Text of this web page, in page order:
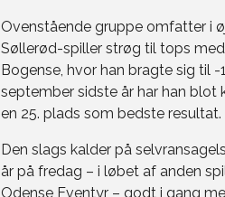
Ovenstående gruppe omfatter i
Søllerød-spiller strøg til tops
Bogense, hvor han bragte sig til
september sidste år har han blot
en 25. plads som bedste resultat.
Den slags kalder på
år på fredag – i løbet af anden
Odense Eventyr – godt i gang